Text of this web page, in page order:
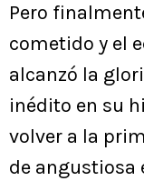
Pero
cometido y el
alcanzó la
inédito en su
volver a la
de angustiosa